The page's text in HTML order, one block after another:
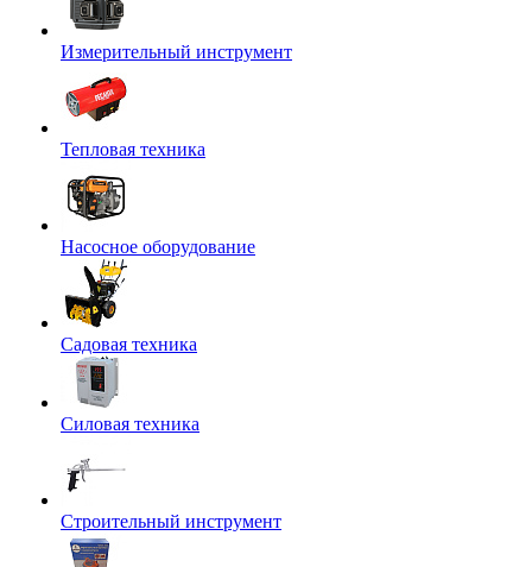
Измерительный инструмент
Тепловая техника
Насосное оборудование
Садовая техника
Силовая техника
Строительный инструмент